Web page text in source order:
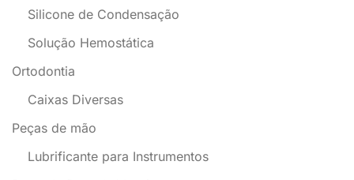
Silicone de Condensação
Solução Hemostática
Ortodontia
Caixas Diversas
Peças de mão
Lubrificante para Instrumentos